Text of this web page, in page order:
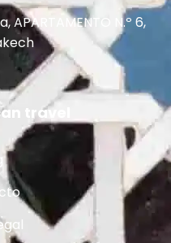
APARTAMENTO N.º 6,
travel